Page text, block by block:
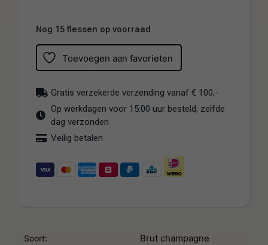
Nog 15 flessen op voorraad
Toevoegen aan favorieten
Gratis verzekerde verzending vanaf € 100,-
Op werkdagen voor 15:00 uur besteld, zelfde
dag verzonden
Veilig betalen
Soort: Brut champagne